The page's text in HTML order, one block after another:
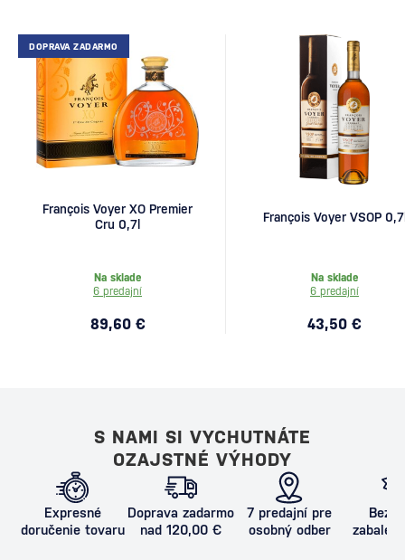
DOPRAVA ZADARMO
François Voyer XO Premier
Cru 0,7l
Na sklade
6 predajní
89,60 €
François Voyer VSOP
Na sklade
6 predajní
43,50 €
S NAMI SI VYCHUTNÁTE
OZAJSTNÉ VÝHODY
Expresné
doručenie tovaru
Doprava zadarmo
nad 120,00 €
7 predajní pre
osobný odber